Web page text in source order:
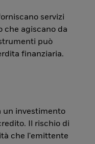
servizi
che agiscano da
può
finanziaria.
un investimento
Il rischio di
che l'emittente